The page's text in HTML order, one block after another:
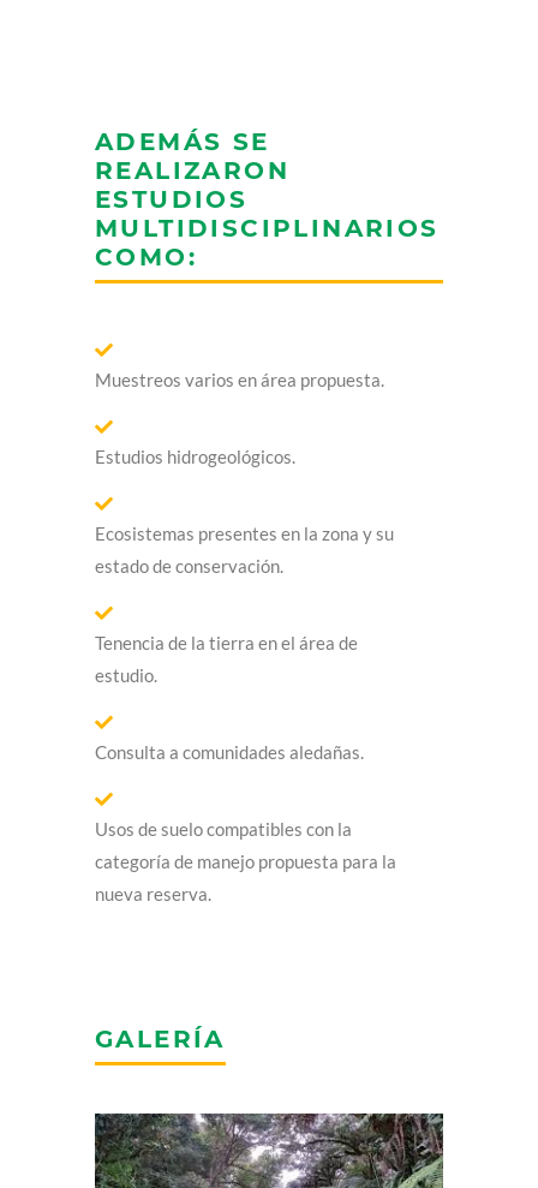
ADEMÁS SE
REALIZARON
ESTUDIOS
MULTIDISCIPLINARIOS
COMO:
Muestreos varios en área propuesta.
Estudios hidrogeológicos.
Ecosistemas presentes en la zona y su
estado de conservación.
Tenencia de la tierra en el área de
estudio.
Consulta a comunidades aledañas.
Usos de suelo compatibles con la
categoría de manejo propuesta para la
nueva reserva.
GALERÍA